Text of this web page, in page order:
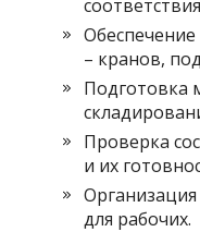
– кранов,
Подготовка
Проверка
и их
для рабочих.